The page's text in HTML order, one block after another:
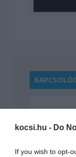
kocsi.hu - Do
If you wish to opt-